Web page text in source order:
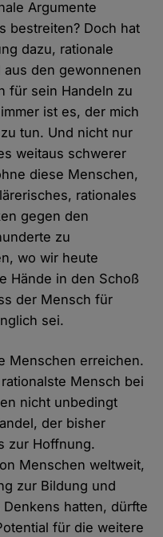
Argumente
bestreiten? Doch hat
dazu, rationale
den gewonnenen
für sein Handeln zu
ist es, der mich
tun. Und nicht nur
weitaus schwerer
diese Menschen,
rationales
gegen den
zu
wo wir heute
Hände in den Schoß
der Mensch für
sei.
Menschen erreichen.
Mensch bei
nicht unbedingt
der bisher
zur Hoffnung.
Menschen weltweit,
zur Bildung und
hatten, dürfte
für die weitere